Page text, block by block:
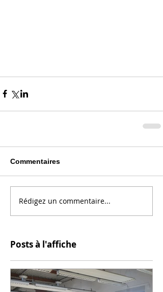
Commentaires
Rédigez un commentaire...
Posts à l'affiche